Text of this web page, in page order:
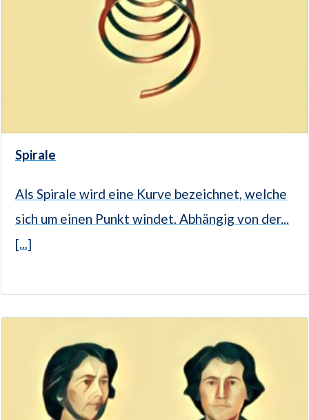
Spirale
Als Spirale wird eine Kurve bezeichnet, welche
sich um einen Punkt windet. Abhängig von der...
[...]